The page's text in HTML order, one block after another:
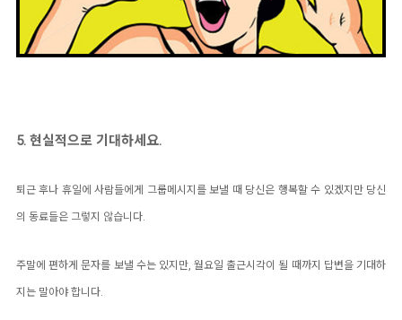
5. 현실적으로 기대하세요.
퇴근 후나 휴일에 사람들에게 그룹메시지를 보낼 때 당신은 행복할 수 있겠지만 당신
의 동료들은 그렇지 않습니다.
주말에 편하게 문자를 보낼 수는 있지만, 월요일 출근시각이 될 때까지 답변을 기대하
지는 말아야 합니다.